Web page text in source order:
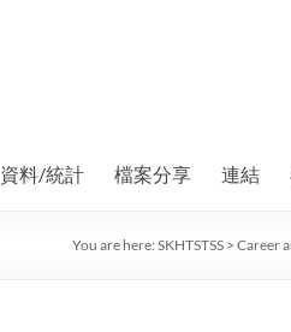
資料/統計 檔案分享 連結
You are here: SKHTSTSS > Career